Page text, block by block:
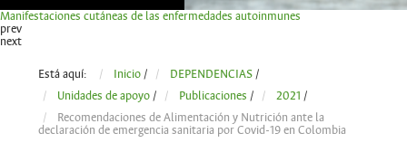
Manifestaciones cutáneas de las enfermedades autoinmunes
prev
next
Está aquí: Inicio/ DEPENDENCIAS/
Unidades de apoyo/ Publicaciones / 2021 /
Recomendaciones de Alimentación y Nutrición ante la
declaración de emergencia sanitaria por Covid-19 en Colombia